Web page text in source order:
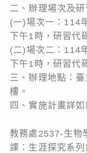
二、辦理場次及研
(一)場次一：114
下午1時，研習代
(二)場次二：114
下午1時，研習代
三、辦理地點：
樓。
四、實施計畫詳如
教務處2537-生物
課：生涯探究系